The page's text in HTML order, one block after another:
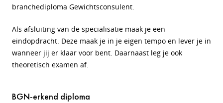
branchediploma Gewichtsconsulent.
Als afsluiting van de specialisatie maak je een
eindopdracht. Deze maak je in je eigen tempo en lever je in
wanneer jij er klaar voor bent. Daarnaast leg je ook
theoretisch examen af.
BGN-erkend diploma